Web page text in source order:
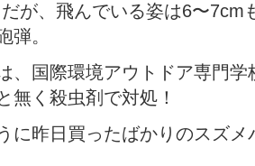
が、飛んでいる姿は6〜7cm
弾。
、国際環境アウトドア専門
無く殺虫剤で対処！
に昨日買ったばかりのスズ